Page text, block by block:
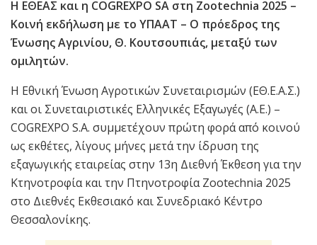
Η ΕΘΕΑΣ και η COGREXPO SA στη Zootechnia 2025 –
Κοινή εκδήλωση με το ΥΠΑΑΤ – Ο πρόεδρος της
Ένωσης Αγρινίου, Θ. Κουτσουπιάς, μεταξύ των
ομιλητών.
Η Εθνική Ένωση Αγροτικών Συνεταιρισμών (ΕΘ.Ε.Α.Σ.)
και οι Συνεταιριστικές Ελληνικές Εξαγωγές (Α.Ε.) –
COGREXPO S.A. συμμετέχουν πρώτη φορά από κοινού
ως εκθέτες, λίγους μήνες μετά την ίδρυση της
εξαγωγικής εταιρείας στην 13η Διεθνή Έκθεση για την
Κτηνοτροφία και την Πτηνοτροφία Zootechnia 2025
στο Διεθνές Εκθεσιακό και Συνεδριακό Κέντρο
Θεσσαλονίκης.